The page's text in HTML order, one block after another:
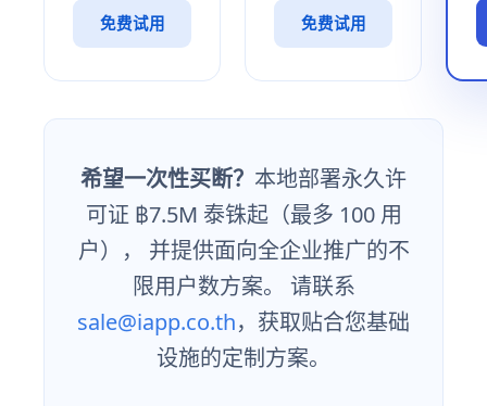
免费试用 免费试用
希望一次性买断？ 本地部署永久许
可证 ฿7.5M 泰铢起（最多 100 用
户）， 并提供面向全企业推广的不
限用户数方案。 请联系
sale@iapp.co.th，获取贴合您基础
设施的定制方案。